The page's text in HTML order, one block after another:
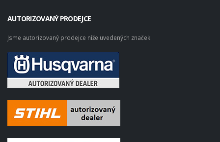
AUTORIZOVANÝ PRODEJCE
Jsme autorizovaný prodejce níže uvedených značek: